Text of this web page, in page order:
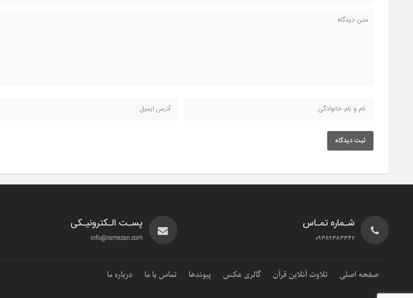
ثبت دیدگاه
شـماره تمـاس
۰۹۳۸۹۳۸۳۳۴۲
پسـت الـکترونیـکی
info@ramezan.com
صفحه اصلی تلاوت آنلاین قرآن گالری عکس پیوندها تماس با ما درباره ما